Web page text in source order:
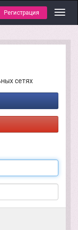
Регистрация
сетях